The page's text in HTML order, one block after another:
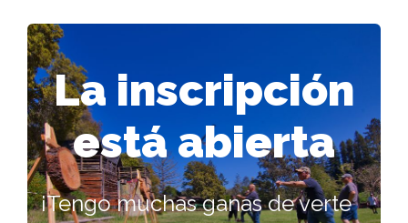
La inscripción
está abierta
¡Tengo muchas ganas de verte